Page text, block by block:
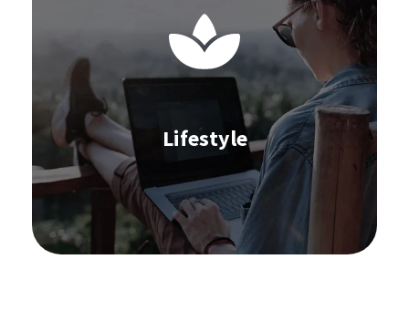
Lifestyle
Previsione della domanda
Approvvigionamento
Inventario
Omnichannel
Gestione dei fornitori
Gestione degli ordini
Scopri di più